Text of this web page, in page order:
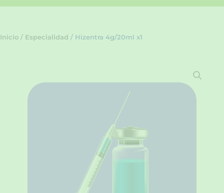
Inicio / Especialidad / Hizentra 4g/20ml x1